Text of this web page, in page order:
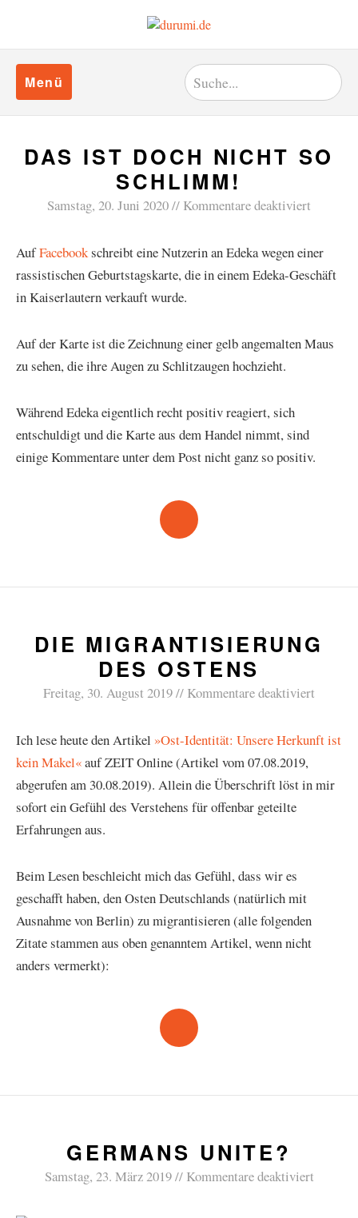
Menü
DAS IST DOCH NICHT SO
SCHLIMM!
Samstag, 20. Juni 2020 Kommentare deaktiviert
AufFacebookschreibt eine Nutzerin an Edeka wegen einer
rassistischen Geburtstagskarte, die in einem Edeka-Geschäft
in Kaiserlautern verkauft wurde.
Auf der Karte ist die Zeichnung einer gelb angemalten Maus
zu sehen, die ihre Augen zu Schlitzaugen hochzieht.
Während Edeka eigentlich recht positiv reagiert, sich
entschuldigt und die Karte aus dem Handel nimmt, sind
einige Kommentare unter dem Post nicht ganz so positiv.
DIE MIGRANTISIERUNG
DES OSTENS
Freitag, 30. August 2019 Kommentare deaktiviert
Ich lese heute den Artikel »Ost-Identität: Unsere Herkunft ist
kein Makel«auf ZEIT Online (Artikel vom 07.08.2019,
abgerufen am 30.08.2019). Allein die Überschrift löst in mir
sofort ein Gefühl des Verstehens für offenbar geteilte
Erfahrungen aus.
Beim Lesen beschleicht mich das Gefühl, dass wir es
geschafft haben, den Osten Deutschlands (natürlich mit
Ausnahme von Berlin) zu migrantisieren (alle folgenden
Zitate stammen aus oben genanntem Artikel, wenn nicht
anders vermerkt):
GERMANS UNITE?
Samstag, 23. März 2019 Kommentare deaktiviert